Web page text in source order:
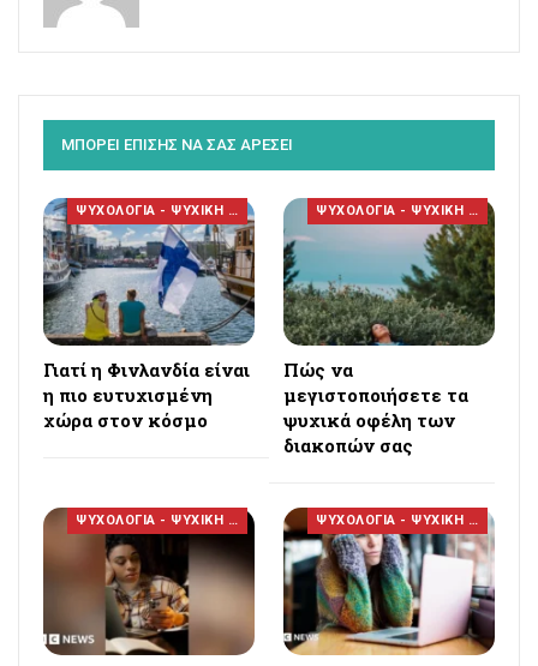
ΜΠΟΡΕΙ ΕΠΙΣΗΣ ΝΑ ΣΑΣ ΑΡΕΣΕΙ
ΨΥΧΟΛΟΓΙΑ - ΨΥΧΙΚΗ ΥΓΕΙΑ
Γιατί η Φινλανδία είναι
η πιο ευτυχισμένη
χώρα στον κόσμο
ΨΥΧΟΛΟΓΙΑ - ΨΥΧΙΚΗ ΥΓΕΙΑ
Πώς να
μεγιστοποιήσετε τα
ψυχικά οφέλη των
διακοπών σας
ΨΥΧΟΛΟΓΙΑ - ΨΥΧΙΚΗ ΥΓΕΙΑ ΨΥΧΟΛΟΓΙΑ - ΨΥΧΙΚΗ ΥΓΕΙΑ